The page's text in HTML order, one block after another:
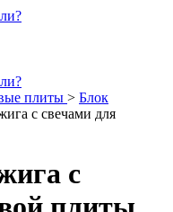
плиты > Блок
с свечами для
с